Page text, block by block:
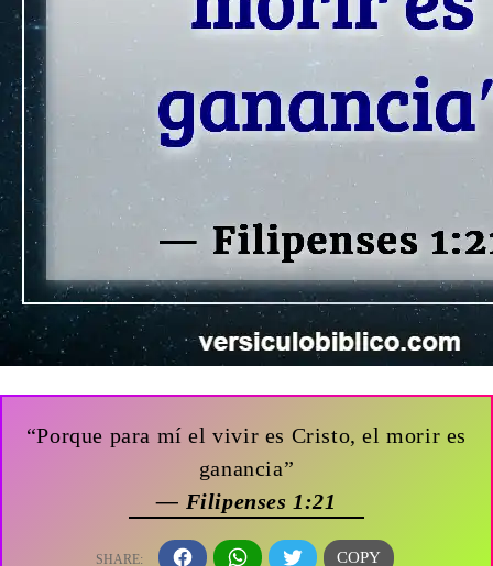
“Porque para mí el vivir es Cristo, el morir es
ganancia”
— Filipenses 1:21